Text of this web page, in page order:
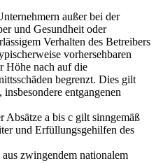
außer bei der
und Gesundheit oder
Verhalten des Betreibers
vorhersehbaren
Höhe nach auf die
begrenzt. Dies gilt
entgangenen
Absätze a bis c gilt sinngemäß
und Erfüllungsgehilfen des
zwingendem nationalem